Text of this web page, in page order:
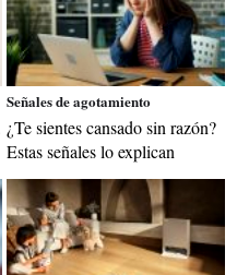
Señales de agotamiento
¿Te sientes cansado sin razón?
Estas señales lo explican